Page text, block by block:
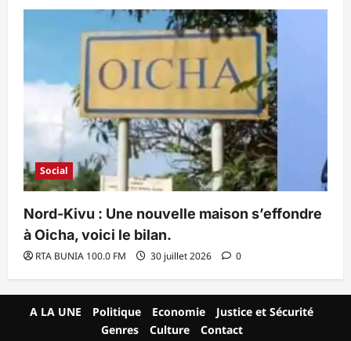
Social
Nord-Kivu : Une nouvelle maison s’effondre
à Oicha, voici le bilan.
RTA BUNIA 100.0 FM 30 juillet 2026 0
A LA UNE Politique Economie
Justice et Sécurité
Genres
Culture Contact